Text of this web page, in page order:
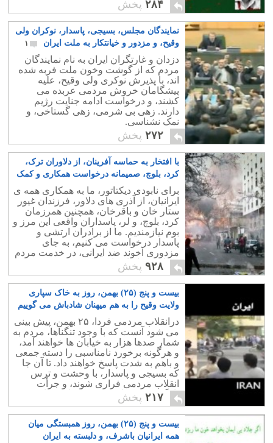
۲۸۴ پخش
نمایندگان مجلس، بسیجی، پاسدار، نوکران ولی
وقیح، و مزدور و خیانتکار به ملت ایران
۱
دزدان و غارتگران ایران به نام نمایندگان
مردم که از گوشت وخون ملت فربه شده
اند، با پذیرش نوکری ولی وقیح، علیه
پیشگامان خروش مردمی عربده می
کشند، و درخواست ادامه جنایت رژیم
دارند. زهی بی شرمی، زهی گستاخی، و
نمک نشناسی.
۲۷۲ پخش
با افتخار به حماسه آفرینان، از دلاوران ترک،
کرد، بلوچ، صمیمانه درخواست همکاری و کمک
داریم
برای نابودی دیکتاتور، ما به همکاری همه ی
ایرانیان، از آذری های دلاور، فرزندان غیور
ستار خان و باقرخان، همچنین همرزمان
کرد، بلوچ، و لر، پاسداران واقعی این مرز و
بوم نیازمندیم. ما از برادران ارتشی و
پاسدار درخواست می کنیم، به جای
مزدوری آخوند ضد ایرانی، در خدمت مردم
شرافتمند ایران باشند.
۹۲۸ پخش
بیست و پنج (۲۵) بهمن، روز به خاک سپاری
ولایت وقیح را به هم میهنان شادباش می گوییم
۴
درانقلاب مردمی فردا، ۲۵ بهمن، پیش بینی
می شود آنست که با وجود تنگناها، مردم به
شمار صدها هزار به خیابان ها خواهند آمد،
و هرگونه برخورد نامناسبی را دسته جمعی
و باهم به شدت پاسخ خواهند داد. تا آن جا
که بسیجی و پاسدار، با وحشت و ترس
انقلاب مردمی فراری شوند، و جرأت
بازگشت به میان مردم را نداشته باشند.
۲۱۷ پخش
بیست و پنج (۲۵) بهمن، روز همبستگی میان
همه ایرانیان باشرف، و دلبسته به ایران